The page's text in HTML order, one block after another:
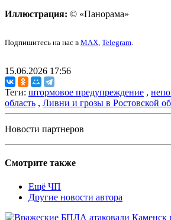
Иллюстрация: © «Панорама»
Подпишитесь на нас в MAX, Telegram.
15.06.2026 17:56
Теги: штормовое предупреждение ,
область , Ливни и грозы в Ростовской
Новости партнеров
Смотрите также
Ещё ЧП
Другие новости автора